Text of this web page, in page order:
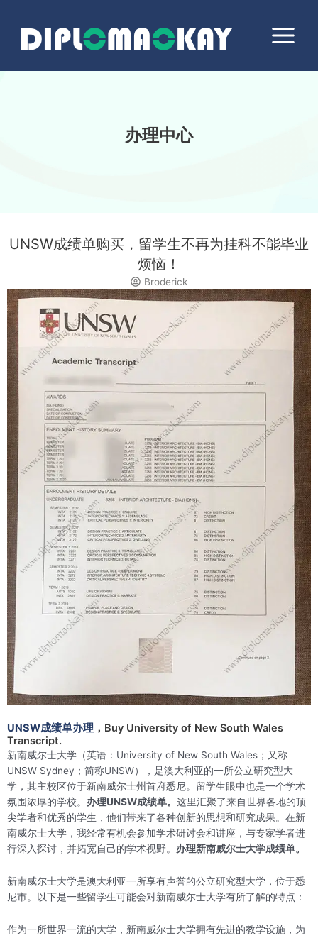
Menu
办理中心
UNSW成绩单购买，留学生不再为挂科不能毕业
烦恼！
Broderick
UNSW成绩单办理 ，Buy University of New South Wales
Transcript.
新南威尔士大学（英语：University of New South Wales；又称
UNSW Sydney；简称UNSW），是澳大利亚的一所公立研究型大
学，其主校区位于新南威尔士州首府悉尼。留学生眼中也是一个学术
氛围浓厚的学校。 办理UNSW成绩单。 这里汇聚了来自世界各地的顶
尖学者和优秀的学生，他们带来了各种创新的思想和研究成果。在新
南威尔士大学，我经常有机会参加学术研讨会和讲座，与专家学者进
行深入探讨，并拓宽自己的学术视野。 办理新南威尔士大学成绩单。
新南威尔士大学是澳大利亚一所享有声誉的公立研究型大学，位于悉
尼市。以下是一些留学生可能会对新南威尔士大学有所了解的特点：
作为一所世界一流的大学，新南威尔士大学拥有先进的教学设施，为